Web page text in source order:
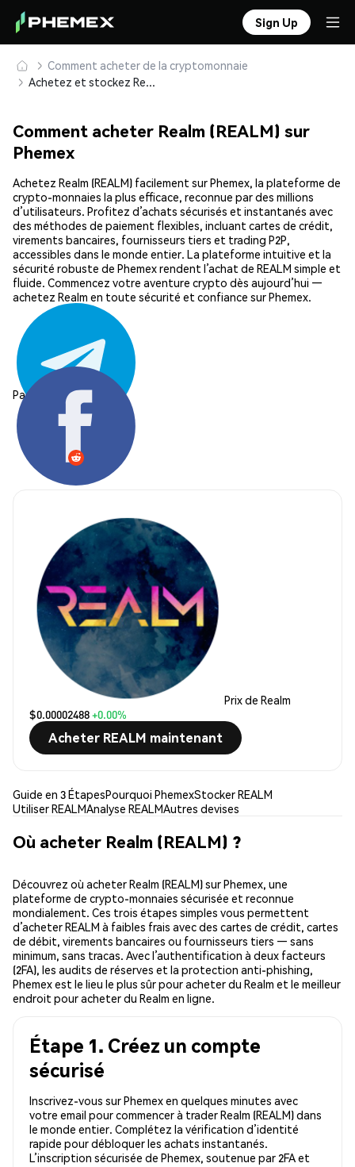
Sign Up
Comment acheter de la cryptomonnaie
Achetez et stockez Realm (REALM) en toute sécurité
Comment acheter Realm (REALM) sur
Phemex
Achetez Realm (REALM) facilement sur Phemex, la plateforme de
crypto-monnaies la plus efficace, reconnue par des millions
d’utilisateurs. Profitez d’achats sécurisés et instantanés avec
des méthodes de paiement flexibles, incluant cartes de crédit,
virements bancaires, fournisseurs tiers et trading P2P,
accessibles dans le monde entier. La plateforme intuitive et la
sécurité robuste de Phemex rendent l’achat de REALM simple et
fluide. Commencez votre aventure crypto dès aujourd’hui —
achetez Realm en toute sécurité et confiance sur Phemex.
Partager:
Prix de Realm
$0.00002488+0.00%
Acheter REALM maintenant
Guide en 3 ÉtapesPourquoi PhemexStocker REALM
Utiliser REALMAnalyse REALMAutres devises
Où acheter Realm (REALM) ?
Découvrez où acheter Realm (REALM) sur Phemex, une
plateforme de crypto-monnaies sécurisée et reconnue
mondialement. Ces trois étapes simples vous permettent
d’acheter REALM à faibles frais avec des cartes de crédit, cartes
de débit, virements bancaires ou fournisseurs tiers — sans
minimum, sans tracas. Avec l’authentification à deux facteurs
(2FA), les audits de réserves et la protection anti-phishing,
Phemex est le lieu le plus sûr pour acheter du Realm et le meilleur
endroit pour acheter du Realm en ligne.
Étape 1. Créez un compte
sécurisé
Inscrivez-vous sur Phemex en quelques minutes avec
votre email pour commencer à trader Realm (REALM) dans
le monde entier. Complétez la vérification d’identité
rapide pour débloquer les achats instantanés.
L’inscription sécurisée de Phemex, soutenue par 2FA et